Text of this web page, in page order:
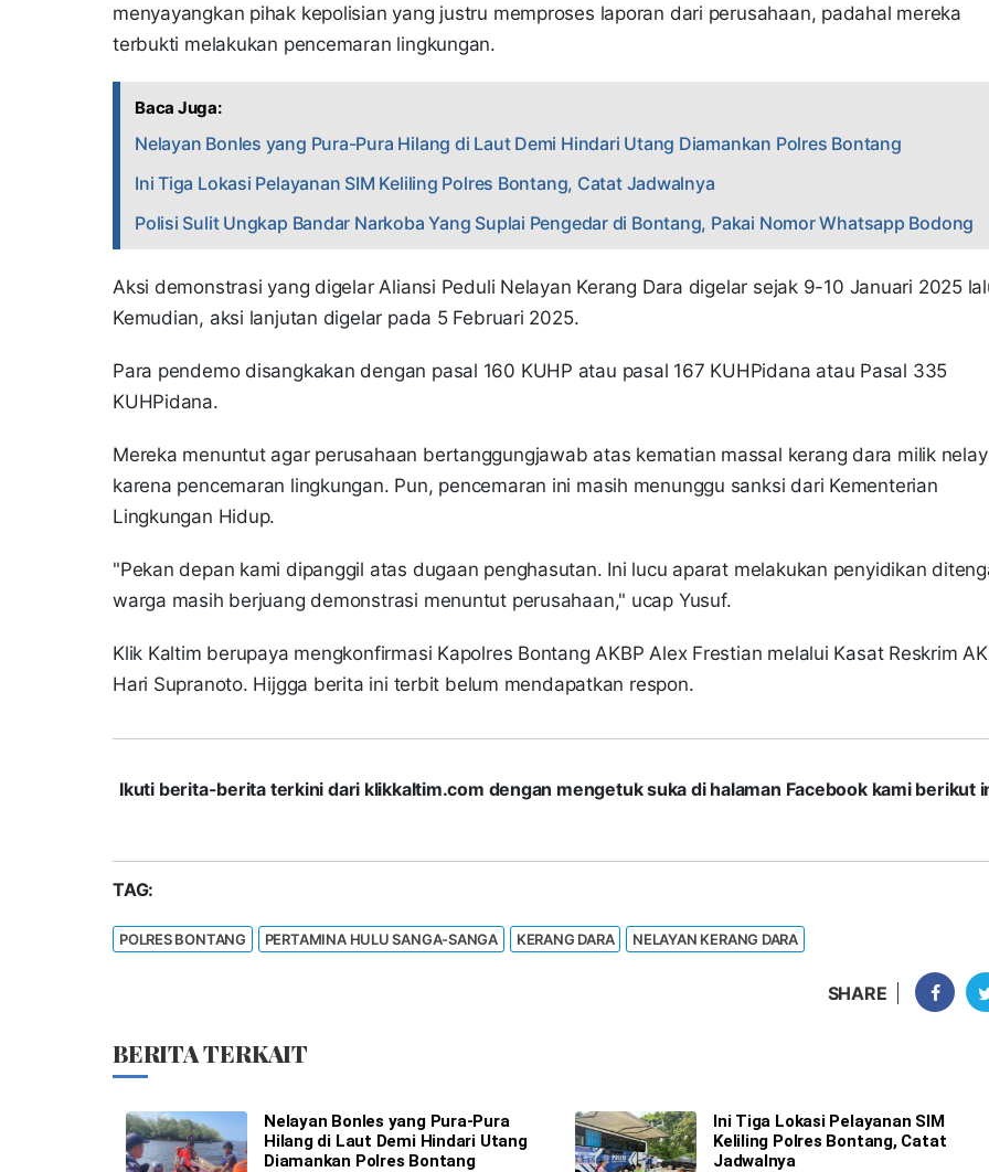
menyayangkan pihak kepolisian yang justru memproses laporan dari perusahaan, padahal mereka
terbukti melakukan pencemaran lingkungan.
Baca Juga:
Nelayan Bonles yang Pura-Pura Hilang di Laut Demi Hindari Utang Diamankan Polres Bontang
Ini Tiga Lokasi Pelayanan SIM Keliling Polres Bontang, Catat Jadwalnya
Polisi Sulit Ungkap Bandar Narkoba Yang Suplai Pengedar di Bontang, Pakai Nomor Whatsapp Bodong
Aksi demonstrasi yang digelar Aliansi Peduli Nelayan Kerang Dara digelar sejak 9-10 Januari 2025
Kemudian, aksi lanjutan digelar pada 5 Februari 2025.
Para pendemo disangkakan dengan pasal 160 KUHP atau pasal 167 KUHPidana atau Pasal 335
KUHPidana.
Mereka menuntut agar perusahaan bertanggungjawab atas kematian massal kerang dara milik
karena pencemaran lingkungan. Pun, pencemaran ini masih menunggu sanksi dari Kementerian
Lingkungan Hidup.
"Pekan depan kami dipanggil atas dugaan penghasutan. Ini lucu aparat melakukan penyidikan
warga masih berjuang demonstrasi menuntut perusahaan," ucap Yusuf.
Klik Kaltim berupaya mengkonfirmasi Kapolres Bontang AKBP Alex Frestian melalui Kasat Reskrim
Hari Supranoto. Hijgga berita ini terbit belum mendapatkan respon.
Ikuti berita-berita terkini dari klikkaltim.com dengan mengetuk suka di halaman Facebook kami berikut
TAG:
POLRES BONTANG PERTAMINA HULU SANGA-SANGA KERANG DARA NELAYAN KERANG DARA
SHARE
BERITA TERKAIT
Nelayan Bonles yang Pura-Pura
Hilang di Laut Demi Hindari Utang
Diamankan Polres Bontang
Ini Tiga Lokasi Pelayanan SIM
Keliling Polres Bontang, Catat
Jadwalnya